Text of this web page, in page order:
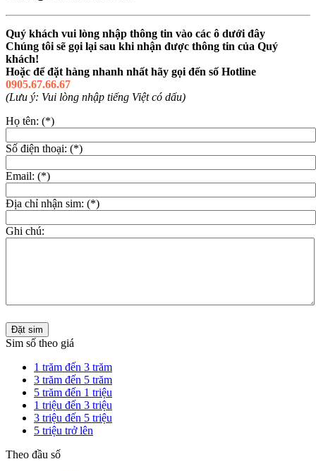
Quý khách vui lòng nhập thông tin vào các ô dưới đây
Chúng tôi sẽ gọi lại sau khi nhận được thông tin của Quý
khách!
Hoặc để đặt hàng nhanh nhất hãy gọi đến số Hotline
0905.67.66.67
(Lưu ý: Vui lòng nhập tiếng Việt có dấu)
Họ tên: (*)
Số điện thoại: (*)
Email: (*)
Địa chỉ nhận sim: (*)
Ghi chú:
Đặt sim
Sim số theo giá
1 trăm đến 3 trăm
3 trăm đến 5 trăm
5 trăm đến 1 triệu
1 triệu đến 3 triệu
3 triệu đến 5 triệu
5 triệu trở lên
Theo đầu số